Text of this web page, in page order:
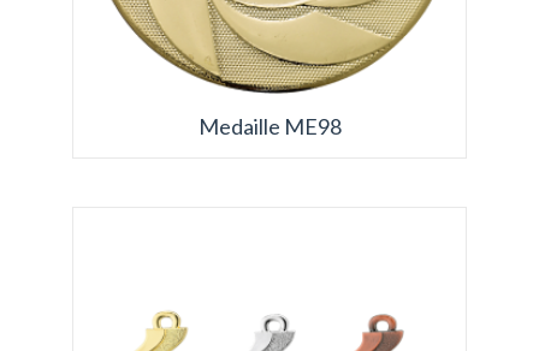
Medaille ME98